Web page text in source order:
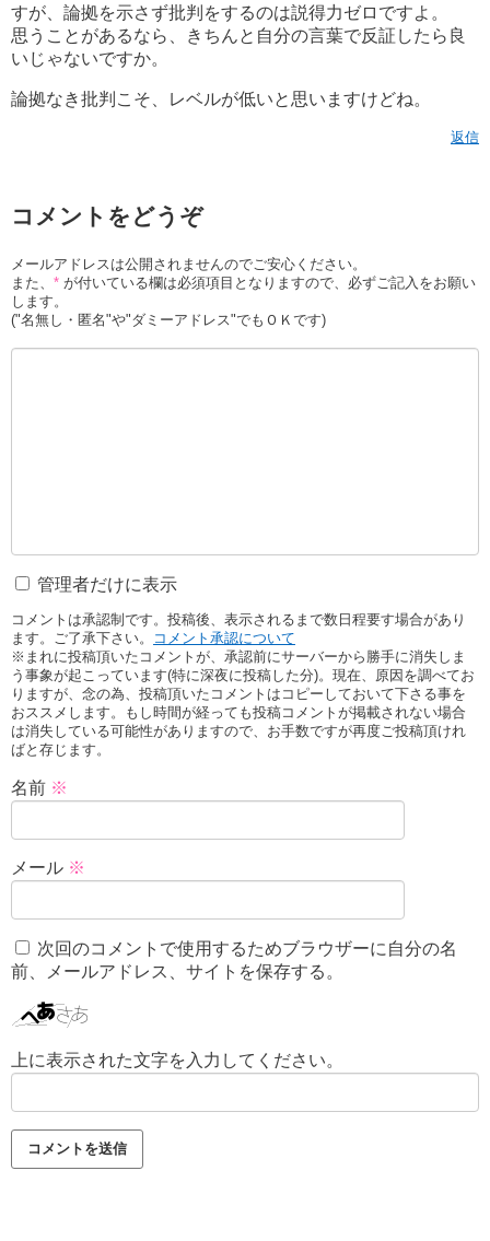
すが、論拠を示さず批判をするのは説得力ゼロですよ。
思うことがあるなら、きちんと自分の言葉で反証したら良
いじゃないですか。
論拠なき批判こそ、レベルが低いと思いますけどね。
返信
コメントをどうぞ
メールアドレスは公開されませんのでご安心ください。
また、 * が付いている欄は必須項目となりますので、必ずご記入をお願い
します。
("名無し・匿名"や"ダミーアドレス"でもＯＫです)
管理者だけに表示
コメントは承認制です。投稿後、表示されるまで数日程要す場合があり
ます。ご了承下さい。
コメント承認について
※まれに投稿頂いたコメントが、承認前にサーバーから勝手に消失しま
う事象が起こっています(特に深夜に投稿した分)。現在、原因を調べてお
りますが、念の為、投稿頂いたコメントはコピーしておいて下さる事を
おススメします。もし時間が経っても投稿コメントが掲載されない場合
は消失している可能性がありますので、お手数ですが再度ご投稿頂けれ
ばと存じます。
名前 ※
メール ※
次回のコメントで使用するためブラウザーに自分の名
前、メールアドレス、サイトを保存する。
上に表示された文字を入力してください。